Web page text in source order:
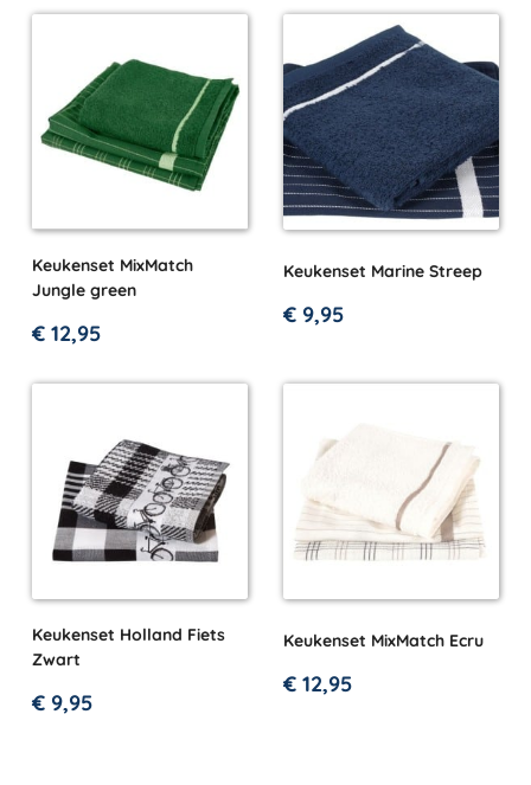
Keukenset MixMatch
Jungle green
€ 12,95
Keukenset Marine Streep
€ 9,95
Keukenset Holland Fiets
Zwart
€ 9,95
Keukenset MixMatch Ecru
€ 12,95